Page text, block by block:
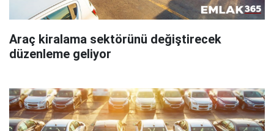
Araç kiralama sektörünü değiştirecek
düzenleme geliyor